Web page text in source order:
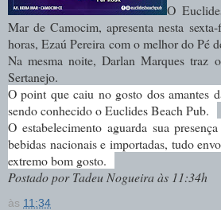
O
Mar de Camocim, apresenta nesta
horas, Ezaú Pereira com o melhor do Pé
Na mesma noite, Darlan Marques traz
Sertanejo.
O point que caiu no gosto dos amantes
sendo conhecido o Euclides Beach Pub.
O estabelecimento aguarda sua
bebidas nacionais e importadas, tudo
extremo bom gosto.
Postado por Tadeu Nogueira às 11:34h
às 11:34